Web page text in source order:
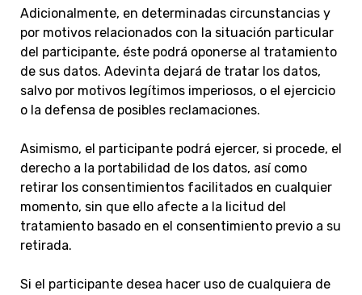
Adicionalmente, en determinadas circunstancias y
por motivos relacionados con la situación particular
del participante, éste podrá oponerse al tratamiento
de sus datos. Adevinta dejará de tratar los datos,
salvo por motivos legítimos imperiosos, o el ejercicio
o la defensa de posibles reclamaciones.
Asimismo, el participante podrá ejercer, si procede, el
derecho a la portabilidad de los datos, así como
retirar los consentimientos facilitados en cualquier
momento, sin que ello afecte a la licitud del
tratamiento basado en el consentimiento previo a su
retirada.
Si el participante desea hacer uso de cualquiera de